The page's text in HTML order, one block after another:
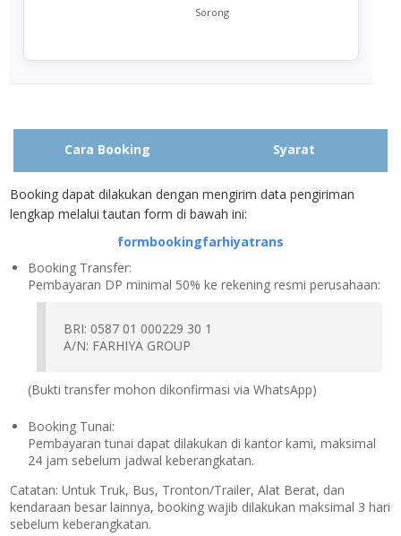
Sorong
Cara Booking Syarat
Booking dapat dilakukan dengan mengirim data pengiriman
lengkap melalui tautan form di bawah ini:
formbookingfarhiyatrans
Booking Transfer:
Pembayaran DP minimal 50% ke rekening resmi perusahaan:
BRI: 0587 01 000229 30 1
A/N: FARHIYA GROUP
(Bukti transfer mohon dikonfirmasi via WhatsApp)
Booking Tunai:
Pembayaran tunai dapat dilakukan di kantor kami, maksimal
24 jam sebelum jadwal keberangkatan.
Catatan: Untuk Truk, Bus, Tronton/Trailer, Alat Berat, dan
kendaraan besar lainnya, booking wajib dilakukan maksimal 3 hari
sebelum keberangkatan.